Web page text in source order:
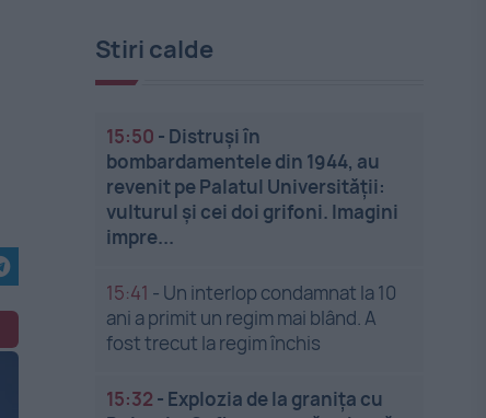
Stiri calde
15:50 - Distruși în
bombardamentele din 1944, au
revenit pe Palatul Universității:
vulturul și cei doi grifoni. Imagini
impre...
15:41 - Un interlop condamnat la 10
ani a primit un regim mai blând. A
fost trecut la regim închis
15:32 - Explozia de la granița cu